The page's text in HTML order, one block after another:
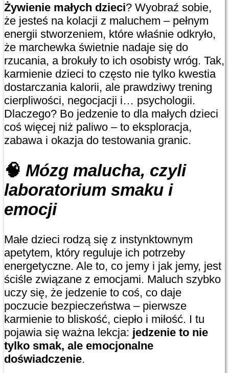
Żywienie małych dzieci? Wyobraź sobie,
że jesteś na kolacji z maluchem – pełnym
energii stworzeniem, które właśnie odkryło,
że marchewka świetnie nadaje się do
rzucania, a brokuły to ich osobisty wróg. Tak,
karmienie dzieci to często nie tylko kwestia
dostarczania kalorii, ale prawdziwy trening
cierpliwości, negocjacji i… psychologii.
Dlaczego? Bo jedzenie to dla małych dzieci
coś więcej niż paliwo – to eksploracja,
zabawa i okazja do testowania granic.
🧠 Mózg malucha, czyli
laboratorium smaku i
emocji
Małe dzieci rodzą się z instynktownym
apetytem, który reguluje ich potrzeby
energetyczne. Ale to, co jemy i jak jemy, jest
ściśle związane z emocjami. Maluch szybko
uczy się, że jedzenie to coś, co daje
poczucie bezpieczeństwa – pierwsze
karmienie to bliskość, ciepło i miłość. I tu
pojawia się ważna lekcja: jedzenie to nie
tylko smak, ale emocjonalne
doświadczenie.